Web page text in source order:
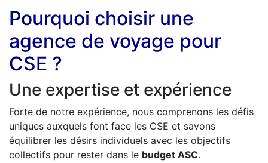
Pourquoi choisir une
agence de voyage pour
CSE ?
Une expertise et expérience
Forte de notre expérience, nous comprenons les défis
uniques auxquels font face les CSE et savons
équilibrer les désirs individuels avec les objectifs
collectifs pour rester dans le budget ASC.